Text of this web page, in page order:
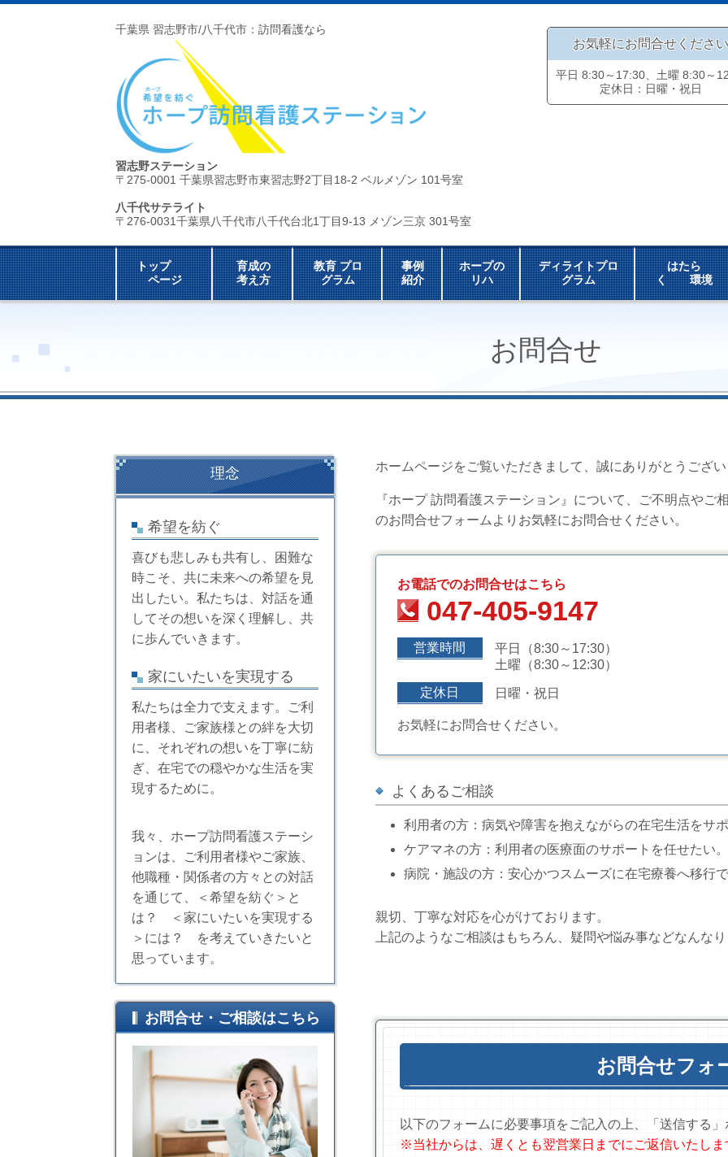
千葉県 習志野市/八千代市：訪問看護なら
習志野ステーション
〒275-0001 千葉県習志野市東習志野2丁目18-2 ベルメゾン 101号室
八千代サテライト
〒276-0031千葉県八千代市八千代台北1丁目9-13 メゾン三京 301号室
お気軽にお問合せください
平日 8:30～17:30、土曜 8:30～
定休日：日曜・祝日
トップ
ページ
育成の
考え方
教育 プロ
グラム
事例
紹介
ホープの
リハ
ディライトプロ
グラム
はたら
く 環境
お問合せ
ホームページをご覧いただきまして、誠にありがとうござ
『ホープ 訪問看護ステーション』について、ご不明点や
のお問合せフォームよりお気軽にお問合せください。
お電話でのお問合せはこちら
047-405-9147
営業時間
平日（8:30～17:30）
土曜（8:30～12:30）
定休日 日曜・祝日
お気軽にお問合せください。
よくあるご相談
利用者の方：病気や障害を抱えながらの在宅生活をサ
ケアマネの方 ：利用者の医療面のサポートを任せたい。
病院・施設の方 ：安心かつスムーズに在宅療養へ移行
親切、丁寧な対応を心がけております。
上記のようなご相談はもちろん、疑問や悩み事などなんな
お問合せフォ
以下のフォームに必要事項をご記入の上、「送信する
※当社からは、遅くとも翌営業日までにご返信いたし
理念
希望を紡ぐ
喜びも悲しみも共有し、困難な
時こそ、共に未来への希望を見
出したい。私たちは、対話を通
してその想いを深く理解し、共
に歩んでいきます。
家にいたいを実現する
私たちは全力で支えます。ご利
用者様、ご家族様との絆を大切
に、それぞれの想いを丁寧に紡
ぎ、在宅での穏やかな生活を実
現するために。
我々、ホープ訪問看護ステーシ
ョンは、ご利用者様やご家族、
他職種・関係者の方々との対話
を通じて、＜希望を紡ぐ＞と
は？ ＜家にいたいを実現する
＞には？ を考えていきたいと
思っています。
お問合せ・ご相談はこちら